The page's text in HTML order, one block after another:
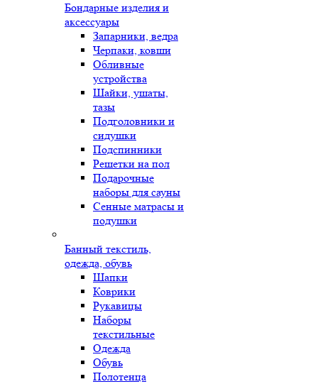
Бондарные изделия и
аксессуары
Запарники, ведра
Черпаки, ковши
Обливные
устройства
Шайки, ушаты,
тазы
Подголовники и
сидушки
Подспинники
Решетки на пол
Подарочные
наборы для сауны
Сенные матрасы и
подушки
Банный текстиль,
одежда, обувь
Шапки
Коврики
Рукавицы
Наборы
текстильные
Одежда
Обувь
Полотенца